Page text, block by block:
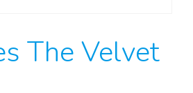
The Velvet